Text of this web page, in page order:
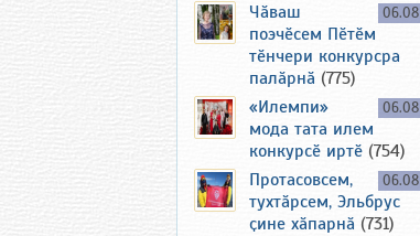
06.08
Чӑваш
поэчӗсем Пӗтӗм
тӗнчери конкурсра
палӑрнӑ (775)
06.08
«Илемпи»
мода тата илем
конкурсӗ иртӗ (754)
06.08
Протасовсем,
тухтӑрсем, Эльбрус
ҫине хӑпарнӑ (731)